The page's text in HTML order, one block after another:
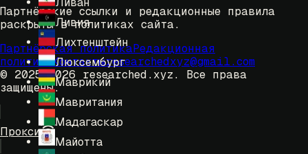
Ливия
Лихтенштейн
Люксембург
Маврикий
Мавритания
Мадагаскар
Майотта
Партнёрские ссылки и редакционные правила
раскрыты в политиках сайта.
Партнёрская политикаРедакционная
политикаКонтактыresearchedxyz@gmail.com
© 2025-2026 researched.xyz. Все права
защищены.
Прокси